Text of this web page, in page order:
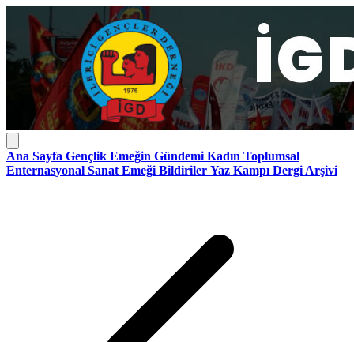
Ana Sayfa Gençlik Emeğin Gündemi Kadın Toplumsal
Enternasyonal Sanat Emeği Bildiriler Yaz Kampı Dergi Arşivi